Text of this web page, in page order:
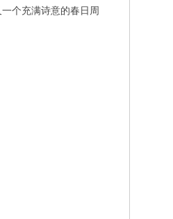
个充满诗意的春日周